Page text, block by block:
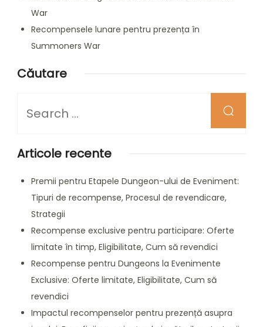
War
Recompensele lunare pentru prezența în
Summoners War
Căutare
for
Articole recente
Premii pentru Etapele Dungeon-ului de Eveniment:
Tipuri de recompense, Procesul de revendicare,
Strategii
Recompense exclusive pentru participare: Oferte
limitate în timp, Eligibilitate, Cum să revendici
Recompense pentru Dungeons la Evenimente
Exclusive: Oferte limitate, Eligibilitate, Cum să
revendici
Impactul recompenselor pentru prezență asupra